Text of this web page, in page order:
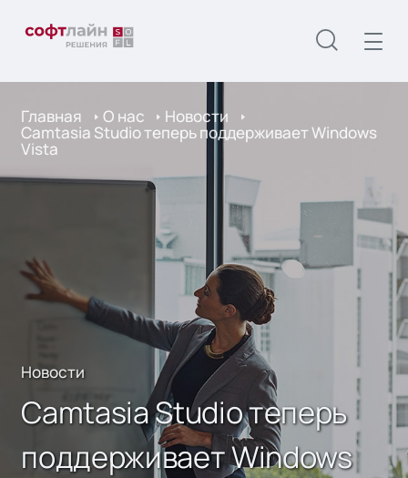
Главная О нас Новости
Camtasia Studio теперь поддерживает Windows
Vista
Новости
Camtasia Studio теперь
поддерживает Windows